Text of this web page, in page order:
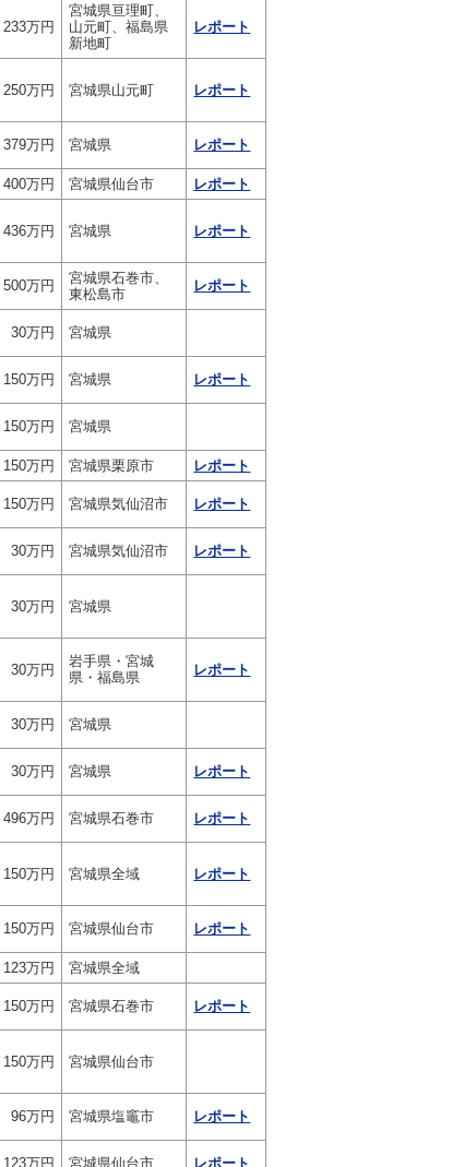
233万円
宮城県亘理町、
山元町、福島県
新地町
レポート
250万円 宮城県山元町 レポート
379万円 宮城県 レポート
400万円 宮城県仙台市 レポート
436万円 宮城県 レポート
500万円
宮城県石巻市、
東松島市
レポート
30万円 宮城県
150万円 宮城県 レポート
150万円 宮城県
150万円 宮城県栗原市 レポート
150万円 宮城県気仙沼市 レポート
30万円 宮城県気仙沼市 レポート
30万円 宮城県
30万円
岩手県・宮城
県・福島県
レポート
30万円 宮城県
30万円 宮城県 レポート
496万円 宮城県石巻市 レポート
150万円 宮城県全域 レポート
150万円 宮城県仙台市 レポート
123万円
宮城県全域
150万円 宮城県石巻市 レポート
150万円 宮城県仙台市
96万円 宮城県塩竈市 レポート
123万円 宮城県仙台市 レポート